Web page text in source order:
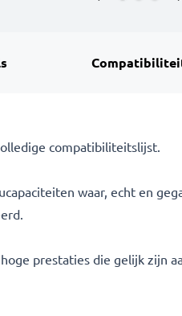
compatibiliteitslijst.
waar, echt en
prestaties die gelijk